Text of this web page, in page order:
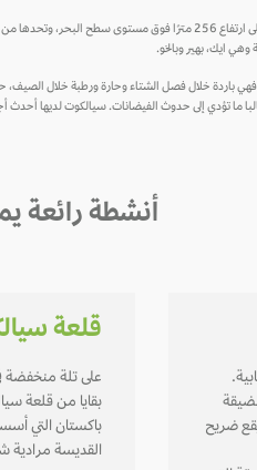
تقع سيالكوت بين خطي الطول 32 ° 30 ′ شمالاً و 74 ° 31 ′
ايك، بهير وبالخو.
ما تؤدي إلى حدوث الفيضانات. سيالكوت لديها أحدث
أنشطة رائعة
يقع ضريح
قلعة
على تلة منخفضة
بقايا من قلعة
باكستان التي
القديسة مرادية